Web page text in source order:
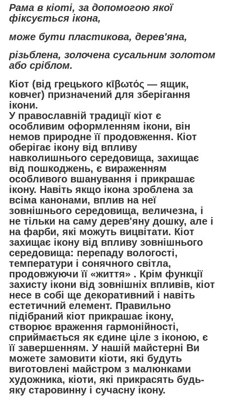
Рама в кіоті, за допомогою якої
фіксується ікона,
може бути пластикова, дерев'яна,
різьблена, золочена сусальним золотом
або сріблом.
Кіот (від грецького κῑβωτός — ящик,
ковчег) призначений для зберігання
ікони.
У православній традиції кіот є
особливим оформленням ікони, він
немов природне її продовження. Кіот
оберігає ікону від впливу
навколишнього середовища, захищає
від пошкоджень, є вираженням
особливого вшанування і прикрашає
ікону. Навіть якщо ікона зроблена за
всіма канонами, вплив на неї
зовнішнього середовища, величезна, і
не тільки на саму дерев'яну дошку, але і
на фарби, які можуть вицвітати. Кіот
захищає ікону від впливу зовнішнього
середовища: перепаду вологості,
температури і сонячного світла,
продовжуючи її «життя» . Крім функції
захисту ікони від зовнішніх впливів, кіот
несе в собі ще декоративний і навіть
естетичний елемент. Правильно
підібраний кіот прикрашає ікону,
створює враження гармонійності,
сприймається як єдине ціле з іконою, є
її завершенням. У нашій майстерні Ви
можете замовити кіоти, які будуть
виготовлені майстром з малюнками
художника, кіоти, які прикрасять будь-
яку старовинну і сучасну ікону.